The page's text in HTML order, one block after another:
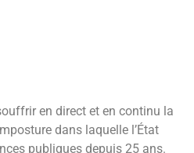
externalités de tous
totale du pays.